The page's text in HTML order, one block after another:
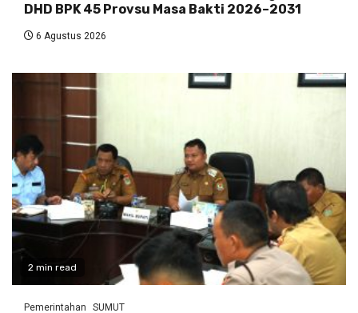
DHD BPK 45 Provsu Masa Bakti 2026–2031
6 Agustus 2026
2 min read
Pemerintahan SUMUT